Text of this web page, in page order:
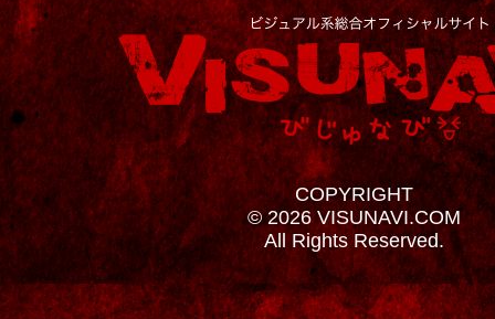
COPYRIGHT
© 2026 VISUNAVI.COM
All Rights Reserved.